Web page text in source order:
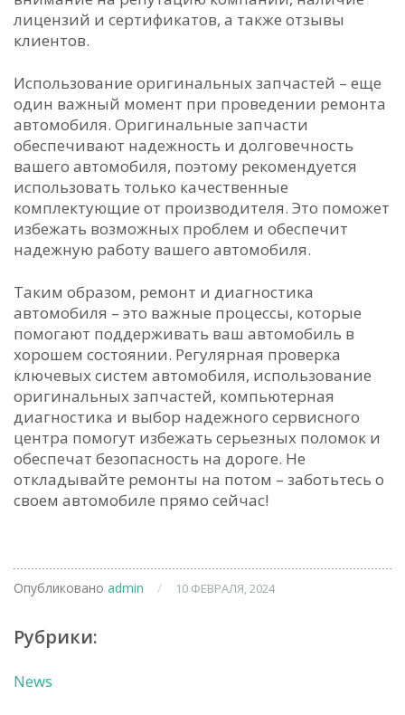
лицензий и сертификатов, а также отзывы
клиентов.
Использование оригинальных запчастей – еще
один важный момент при проведении ремонта
автомобиля. Оригинальные запчасти
обеспечивают надежность и долговечность
вашего автомобиля, поэтому рекомендуется
использовать только качественные
комплектующие от производителя. Это поможет
избежать возможных проблем и обеспечит
надежную работу вашего автомобиля.
Таким образом, ремонт и диагностика
автомобиля – это важные процессы, которые
помогают поддерживать ваш автомобиль в
хорошем состоянии. Регулярная проверка
ключевых систем автомобиля, использование
оригинальных запчастей, компьютерная
диагностика и выбор надежного сервисного
центра помогут избежать серьезных поломок и
обеспечат безопасность на дороге. Не
откладывайте ремонты на потом – заботьтесь о
своем автомобиле прямо сейчас!
Опубликовано admin / 10 ФЕВРАЛЯ, 2024
Рубрики:
News